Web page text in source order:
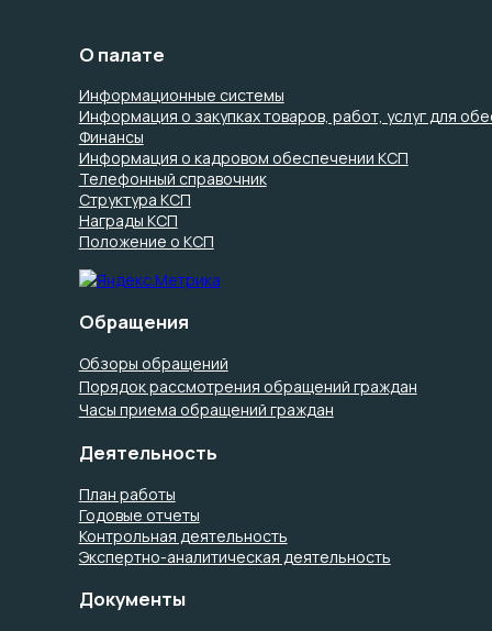
О палате
Информационные системы
Информация о закупках товаров, работ, услуг для
Финансы
Информация о кадровом обеспечении КСП
Телефонный справочник
Структура КСП
Награды КСП
Положение о КСП
Обращения
Обзоры обращений
Порядок рассмотрения обращений граждан
Часы приема обращений граждан
Деятельность
План работы
Годовые отчеты
Контрольная деятельность
Экспертно-аналитическая деятельность
Документы